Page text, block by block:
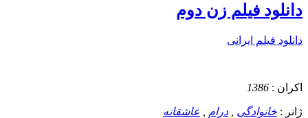
دانلود فیلم زن دوم
دانلود فیلم ایرانی
اکران : 1386
ژانر : خانوادگی درام عاشقانه